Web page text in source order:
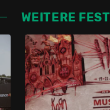
WEITERE